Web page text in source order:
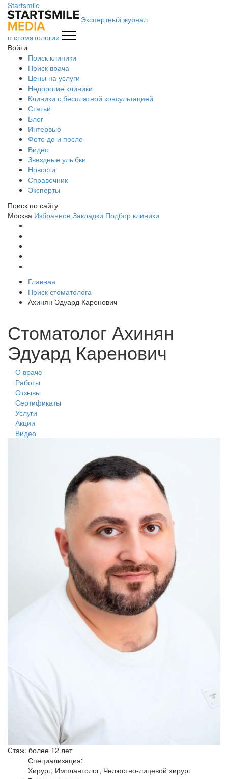
Startsmile
Экспертный журнал
о стоматологии
Войти
Поиск клиники
Поиск врача
Цены на услуги
Недорогие клиники
Клиники с бесплатной консультацией
Статьи
Блог
Интервью
Фото до и после
Видео
Звездные улыбки
Новости
Справочник
Эксперты
Поиск по сайту
Москва Избранное Закладки Подбор клиники
Главная
Поиск стоматолога
Ахинян Эдуард Каренович
Стоматолог Ахинян
Эдуард Каренович
О враче
Работы
Отзывы
Сертификаты
Услуги
Акции
Видео
Стаж: более 12 лет
Специализация:
Хирург, Имплантолог, Челюстно-лицевой хирург